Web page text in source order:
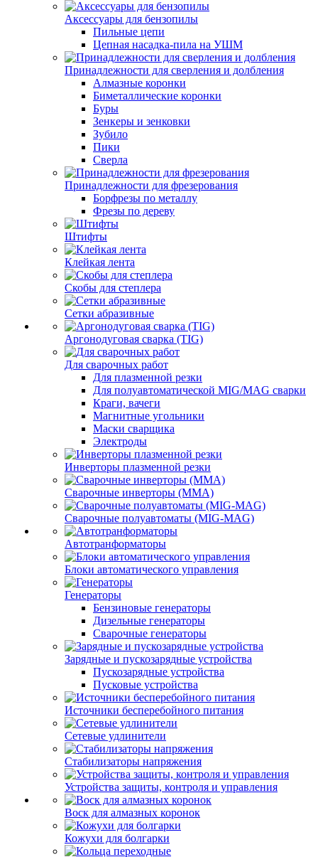
Аксессуары для бензопилы
Пильные цепи
Цепная насадка-пила на УШМ
Принадлежности для сверления и долбления
Алмазные коронки
Биметаллические коронки
Буры
Зенкеры и зенковки
Зубило
Пики
Сверла
Принадлежности для фрезерования
Борфрезы по металлу
Фрезы по дереву
Штифты
Клейкая лента
Скобы для степлера
Сетки абразивные
Аргонодуговая сварка (TIG)
Для сварочных работ
Для плазменной резки
Для полуавтоматической MIG/MAG сварки
Краги, вачеги
Магнитные угольники
Маски сварщика
Электроды
Инверторы плазменной резки
Сварочные инверторы (MMA)
Сварочные полуавтоматы (MIG-MAG)
Автотранформаторы
Блоки автоматического управления
Генераторы
Бензиновые генераторы
Дизельные генераторы
Сварочные генераторы
Зарядные и пускозарядные устройства
Пускозарядные устройства
Пусковые устройства
Источники бесперебойного питания
Сетевые удлинители
Стабилизаторы напряжения
Устройства защиты, контроля и управления
Воск для алмазных коронок
Кожухи для болгарки